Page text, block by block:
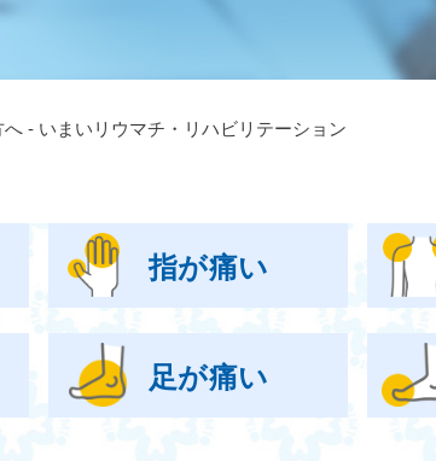
- いまいリウマチ・リハビリテーション
指が痛い
足が痛い